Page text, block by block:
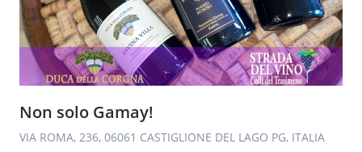
Non solo Gamay!
VIA ROMA, 236, 06061 CASTIGLIONE DEL LAGO PG, ITALIA